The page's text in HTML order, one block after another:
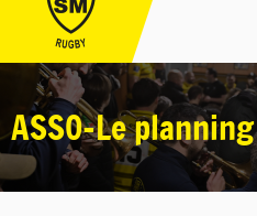
ASSO-Le